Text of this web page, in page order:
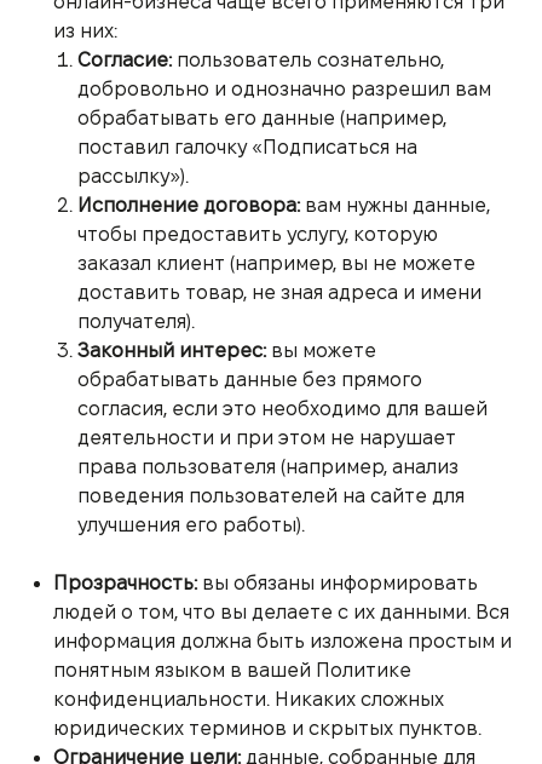
из них:
Согласие:пользователь сознательно,
добровольно и однозначно разрешил вам
обрабатывать его данные (например,
поставил галочку «Подписаться на
рассылку»).
Исполнение договора:вам нужны данные,
чтобы предоставить услугу, которую
заказал клиент (например, вы не можете
доставить товар, не зная адреса и имени
получателя).
Законный интерес:вы можете
обрабатывать данные без прямого
согласия, если это необходимо для вашей
деятельности и при этом не нарушает
права пользователя (например, анализ
поведения пользователей на сайте для
улучшения его работы).
Прозрачность:вы обязаны информировать
людей о том, что вы делаете с их данными. Вся
информация должна быть изложена простым и
понятным языком в вашей Политике
конфиденциальности. Никаких сложных
юридических терминов и скрытых пунктов.
Ограничение цели:данные, собранные для